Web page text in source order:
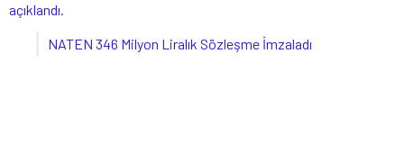
açıklandı.
NATEN 346 Milyon Liralık Sözleşme İmzaladı